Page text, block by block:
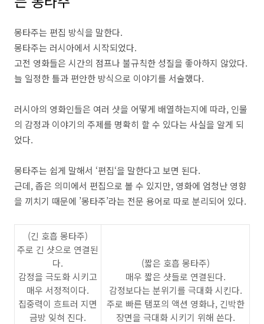
몽타주는 편집 방식을 말한다.
몽타주는 러시아에서 시작되었다.
고전 영화들은 시간의 점프나 불규칙한 성질을 좋아하지 않았다.
늘 일정한 틀과 편안한 방식으로 이야기를 서술했다.
러시아의 영화인들은 여러 샷을 어떻게 배열하는지에 따라, 인물
의 감정과 이야기의 주제를 명확히 할 수 있다는 사실을 알게 되
었다.
몽타주는 쉽게 말해서 ‘편집‘을 말한다고 보면 된다.
근데,좁은 의미에서 편집으로 볼 수 있지만, 영화에 엄청난 영향
을 끼치기 때문에 ’몽타주’라는 전문 용어로 따로 분리되어 있다.
(긴 호흡 몽타주)
주로 긴 샷으로 연결된
다.
감정을 극도화 시키고
매우 서정적이다.
집중력이 흐트러 지면
금방 잊혀 진다.
(짧은 호흡 몽타주)
매우 짧은 샷들로 연결된다.
감정보다는 분위기를 극대화 시킨다.
주로 빠른 탬포의 액션 영화나, 긴박한
장면을 극대화 시키기 위해 쓴다.